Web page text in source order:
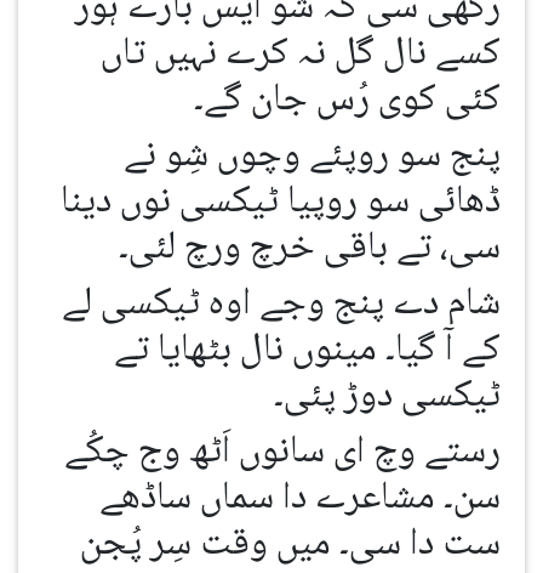
کسے نال گل نہ کرے نہیں تاں
کئی کوی رُس جان گے۔
پنج سو روپئے وچوں شِو نے
ڈھائی سو روپیا ٹیکسی نوں دینا
سی، تے باقی خرچ ورچ لئی۔
شام دے پنج وجے اوہ ٹیکسی لے
کے آ گیا۔ مینوں نال بٹھایا تے
ٹیکسی دوڑ پئی۔
رستے وچ ای سانوں اَٹھ وج چکُے
سن۔ مشاعرے دا سماں ساڈھے
ست دا سی۔ میں وقت سِر پُجن